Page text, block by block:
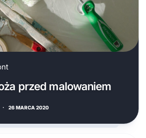
przed malowaniem
· 26 MARCA 2020